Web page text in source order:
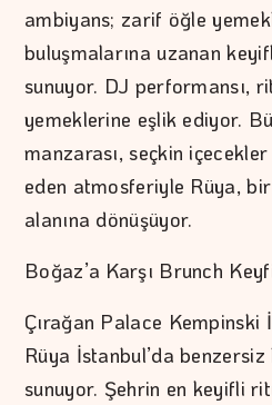
ambiyans; zarif öğle
buluşmalarına uzanan
sunuyor. DJ performansı,
yemeklerine eşlik ediyor.
manzarası, seçkin
eden atmosferiyle Rüya,
alanına dönüşüyor.
Boğaz’a Karşı Brunch
Çırağan Palace
Rüya İstanbul’da
sunuyor. Şehrin en keyifli